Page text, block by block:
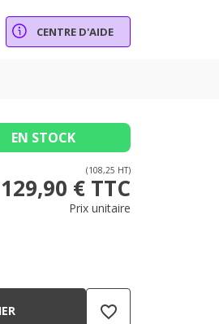
CENTRE D'AIDE
EN STOCK
(108,25 HT)
129,90 € TTC
Prix unitaire
favorite_border